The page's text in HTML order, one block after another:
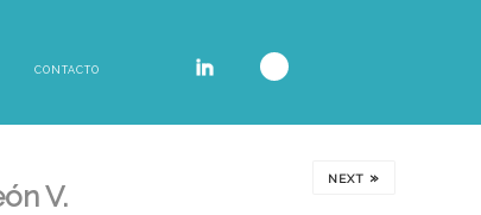
CONTACTO
V.
NEXT »